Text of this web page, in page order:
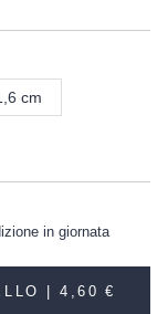
cm
in giornata
|4,60 €